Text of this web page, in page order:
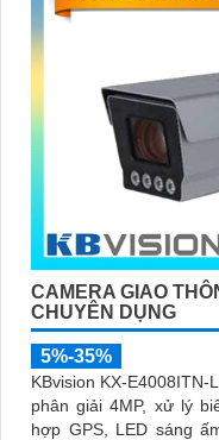
CAMERA GIAO
CHUYÊN DỤNG
5%-35%
KBvision KX-
phân giải 4MP, xử lý
hợp GPS, LED sáng